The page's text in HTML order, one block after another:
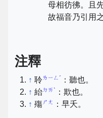
母相彷彿。且
故福音乃引用之
注釋
↑ 聆ㄌㄧㄥˊ
：聽也。
↑ 紿ㄉㄞˋ
：欺也。
↑ 殤 ㄕㄤ ：早夭。